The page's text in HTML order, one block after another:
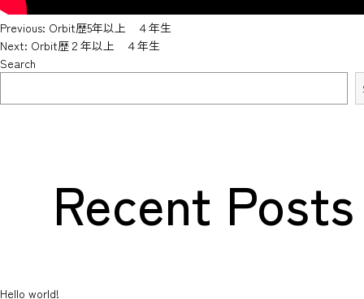
リクルート
●NEWS
●英会話 お問い合わせ
Post
Previous: Orbit歴5年以上 ４年生
Next: Orbit歴２年以上 ４年生
Search
Recent Posts
Hello world!